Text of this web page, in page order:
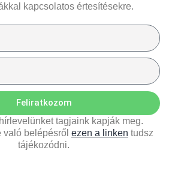
kapcsolatos értesítésekre.
Feliratkozom
tagjaink kapják meg.
belépésről ezen a linken tudsz
tájékozódni.